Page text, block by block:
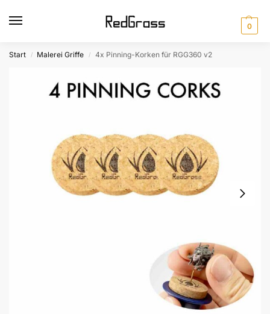
0
Start / Malerei Griffe / 4x Pinning-Korken für RGG360 v2